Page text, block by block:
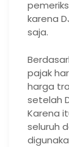
karena
saja.
pajak
harga
setelah
Karena
seluruh